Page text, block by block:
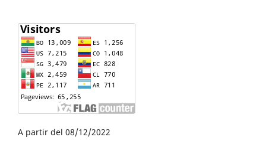
A partir del 08/12/2022